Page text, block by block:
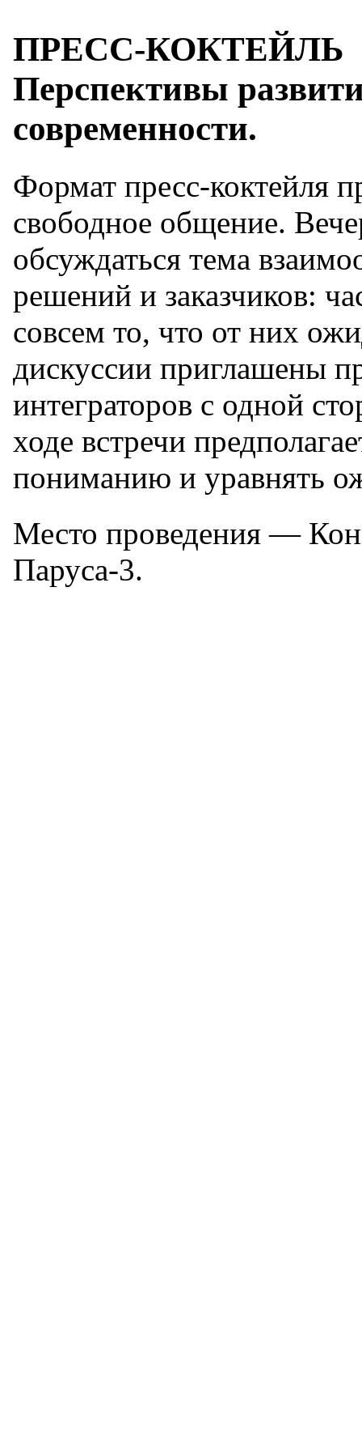
ПРЕСС-КОКТЕЙЛЬ
Перспективы
современности.
Формат пресс-коктейля
свободное общение.
обсуждаться тема
решений и заказчиков:
совсем то, что от них
дискуссии приглашены
интеграторов с одной
ходе встречи
пониманию и уравнять
Место проведения —
Паруса-3.